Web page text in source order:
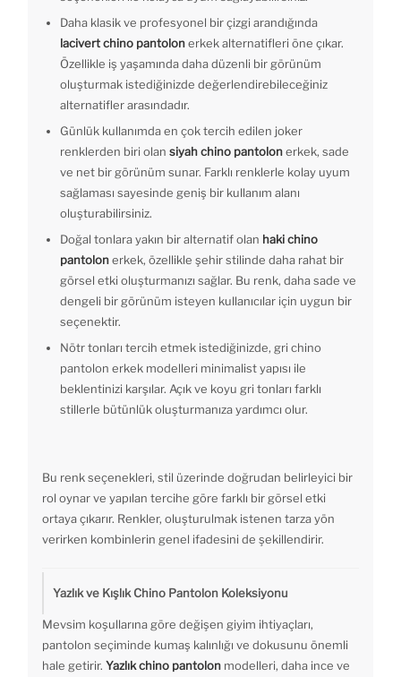
Daha klasik ve profesyonel bir çizgi arandığında
lacivert chino pantolonerkek alternatifleri öne çıkar.
Özellikle iş yaşamında daha düzenli bir görünüm
oluşturmak istediğinizde değerlendirebileceğiniz
alternatifler arasındadır.
Günlük kullanımda en çok tercih edilen joker
renklerden biri olan siyah chino pantolonerkek, sade
ve net bir görünüm sunar. Farklı renklerle kolay uyum
sağlaması sayesinde geniş bir kullanım alanı
oluşturabilirsiniz.
Doğal tonlara yakın bir alternatif olan haki chino
pantolonerkek, özellikle şehir stilinde daha rahat bir
görsel etki oluşturmanızı sağlar. Bu renk, daha sade ve
dengeli bir görünüm isteyen kullanıcılar için uygun bir
seçenektir.
Nötr tonları tercih etmek istediğinizde, gri chino
pantolon erkek modelleri minimalist yapısı ile
beklentinizi karşılar. Açık ve koyu gri tonları farklı
stillerle bütünlük oluşturmanıza yardımcı olur.
Bu renk seçenekleri, stil üzerinde doğrudan belirleyici bir
rol oynar ve yapılan tercihe göre farklı bir görsel etki
ortaya çıkarır. Renkler, oluşturulmak istenen tarza yön
verirken kombinlerin genel ifadesini de şekillendirir.
Yazlık ve Kışlık Chino Pantolon Koleksiyonu
Mevsim koşullarına göre değişen giyim ihtiyaçları,
pantolon seçiminde kumaş kalınlığı ve dokusunu önemli
hale getirir. Yazlık chino pantolon modelleri, daha ince ve